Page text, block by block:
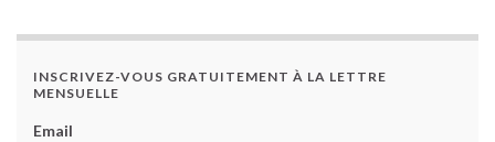
INSCRIVEZ-VOUS GRATUITEMENT À LA LETTRE
MENSUELLE
Email